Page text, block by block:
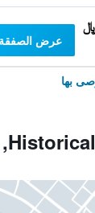
عرض الصفقة
بها